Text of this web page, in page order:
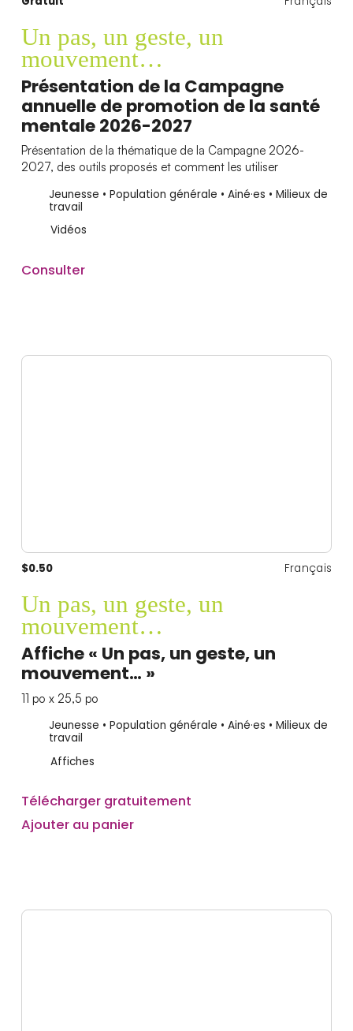
Un pas, un geste, un
mouvement…
Présentation de la Campagne
annuelle de promotion de la santé
mentale 2026-2027
Présentation de la thématique de la Campagne 2026-
2027, des outils proposés et comment les utiliser
Jeunesse • Population générale • Ainé·es • Milieux de
travail
Vidéos
Consulter
$0.50 Français
Un pas, un geste, un
mouvement…
Affiche « Un pas, un geste, un
mouvement… »
11 po x 25,5 po
Jeunesse • Population générale • Ainé·es • Milieux de
travail
Affiches
Télécharger gratuitement
Ajouter au panier